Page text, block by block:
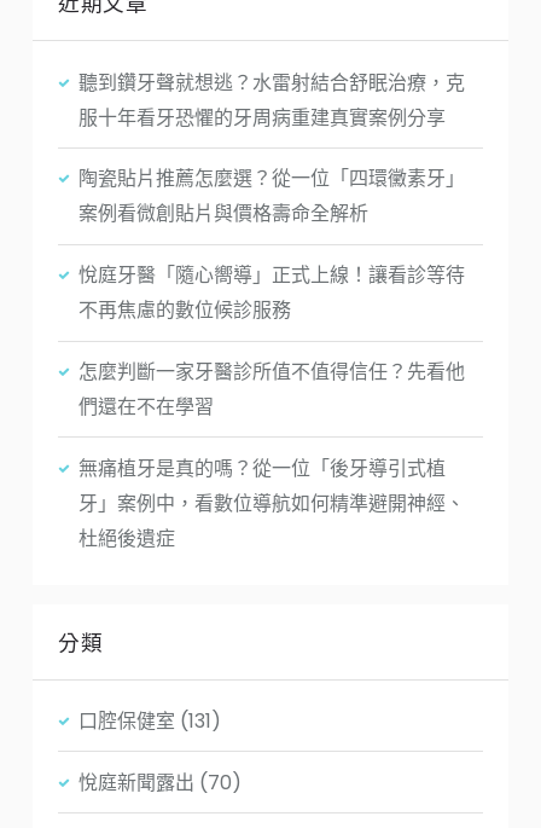
聽到鑽牙聲就想逃？水雷射結合舒眠治療，克
服十年看牙恐懼的牙周病重建真實案例分享
陶瓷貼片推薦怎麼選？從一位「四環黴素牙」
案例看微創貼片與價格壽命全解析
悅庭牙醫「隨心嚮導」正式上線！讓看診等待
不再焦慮的數位候診服務
怎麼判斷一家牙醫診所值不值得信任？先看他
們還在不在學習
無痛植牙是真的嗎？從一位「後牙導引式植
牙」案例中，看數位導航如何精準避開神經、
杜絕後遺症
分類
口腔保健室 (131)
悅庭新聞露出 (70)